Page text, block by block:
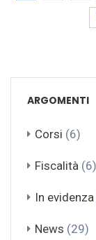
ARGOMENTI
Corsi (6)
Fiscalità (6)
In evidenza
News (29)